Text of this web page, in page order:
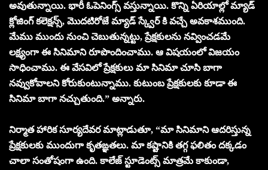
అవుతున్నాయి. భారీ ఓపెనింగ్స్ వస్తున్నాయి. కొన్ని ఏరియాల్లో మ్యాడ్
క్లోజింగ్ కలెక్షన్స్, మొదటిరోజే మ్యాడ్ స్క్వేర్ కి వచ్చే అవకాశముంది.
మేము ముందు నుంచి చెబుతున్నట్టు, ప్రేక్షకులను నవ్వించడమే
లక్ష్యంగా ఈ సినిమాని రూపొందించాము. ఆ విషయంలో విజయం
సాధించాము. ఈ వేసవిలో ప్రేక్షకులు మా సినిమా చూసి బాగా
నవ్వుకోవాలని కోరుకుంటున్నాము. కుటుంబ ప్రేక్షకులకు కూడా ఈ
సినిమా బాగా నచ్చుతుంది.” అన్నారు.
నిర్మాత హారిక సూర్యదేవర మాట్లాడుతూ, “మా సినిమాని ఆదరిస్తున్న
ప్రేక్షకులకు ముందుగా కృతఙ్ఞతలు. మా కష్టానికి తగ్గ ఫలితం దక్కడం
చాలా సంతోషంగా ఉంది. కాలేజ్ స్టూడెంట్స్ మాత్రమే కాకుండా,